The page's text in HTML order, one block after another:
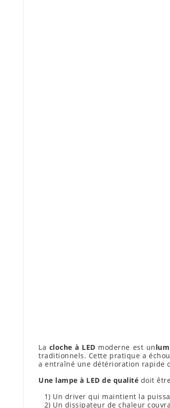
La cloche à LED moderne est un
traditionnels. Cette pratique a
a entraîné une détérioration rapide
Une lampe à LED de qualité doit
1) Un driver qui maintient la
2) Un dissipateur de chaleur